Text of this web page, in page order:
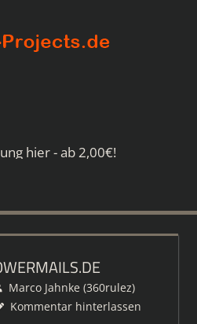
hier - ab 2,00€!
Marco Jahnke (360rulez)
Kommentar hinterlassen